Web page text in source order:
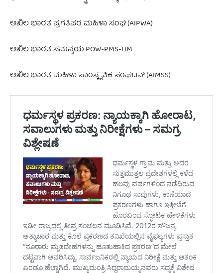
ಅಖಿಲ ಭಾರತ ಪ್ರಗತಿಪರ ಮಹಿಳಾ ಸಂಘ (AIPWA)
ಅಖಿಲ ಭಾರತ ಸಮನ್ವಯ POW-PMS-IJM
ಅಖಿಲ ಭಾರತ ಮಹಿಳಾ ಸಾಂಸ್ಕೃತಿಕ ಸಂಘಟನ್ (AIMSS)